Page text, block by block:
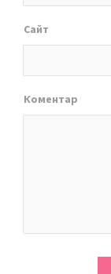
Сайт
Коментар